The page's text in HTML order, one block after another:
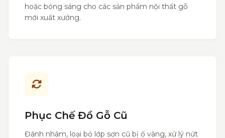
hoặc bóng sáng cho các sản phẩm nội thất gỗ
mới xuất xưởng.
Phục Chế Đồ Gỗ Cũ
Đánh nhám, loại bỏ lớp sơn cũ bị ố vàng, xử lý nứt